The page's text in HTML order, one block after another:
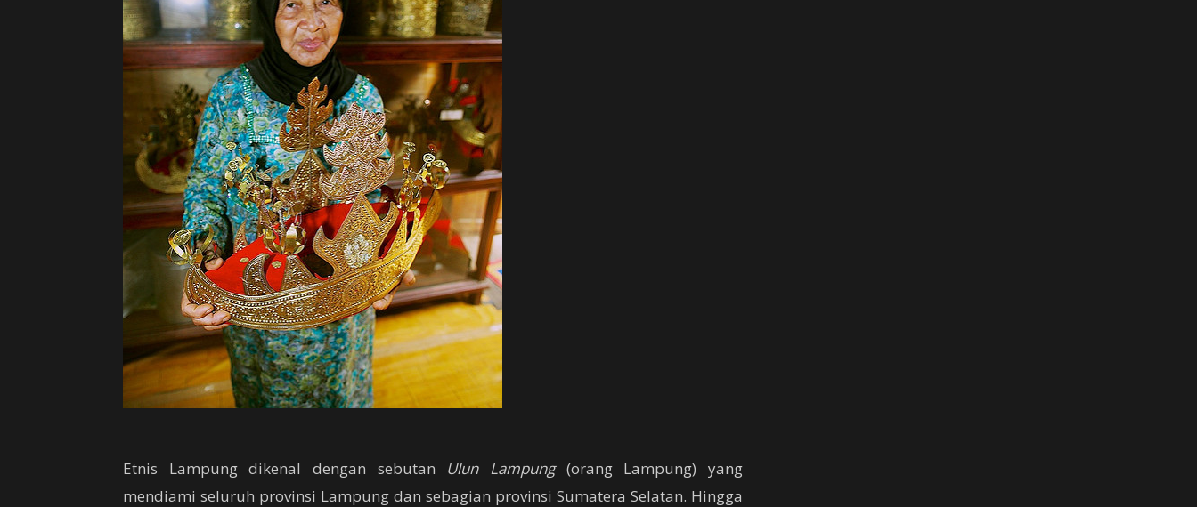
Etnis Lampung dikenal dengan sebutan Ulun Lampung(orang Lampung) yang
mendiami seluruh provinsi Lampung dan sebagian provinsi Sumatera Selatan. Hingga